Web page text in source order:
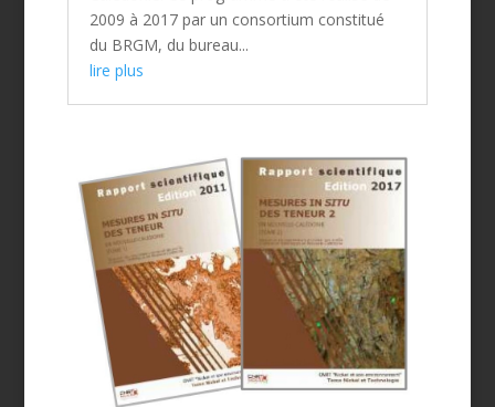
2009 à 2017 par un consortium constitué
du BRGM, du bureau...
lire plus